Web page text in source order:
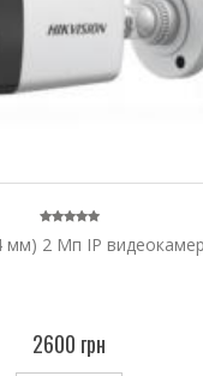
мм) 2 Мп IP
2600 грн